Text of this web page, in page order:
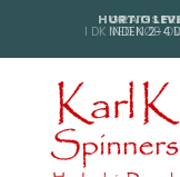
HURTIG
INDEN 2-4